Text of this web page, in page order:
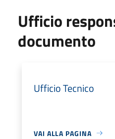
Ufficio
documento
Ufficio Tecnico
VAI ALLA PAGINA